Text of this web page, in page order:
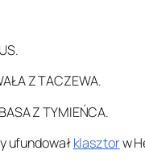
Z TACZEWA.
Z TYMIEŃCA.
ufundowałklasztorw